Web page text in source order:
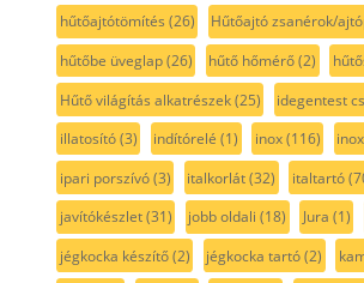
hűtőajtótömítés (26) Hűtőajtó zsanérok/
hűtőbe üveglap(26) hűtő hőmérő(2)
Hűtő világítás alkatrészek(25) idegentest
illatosító(3) indítórelé (1) inox(116)
ipari porszívó(3) italkorlát(32) italtartó
javítókészlet(31) jobb oldali (18) Jura (1)
jégkocka készítő(2) jégkocka tartó(2)